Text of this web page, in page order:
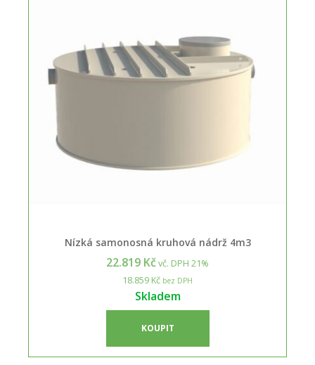
Nízká samonosná kruhová nádrž 4m3
22.819 Kčvč. DPH 21%
18.859 Kč bez DPH
Skladem
KOUPIT